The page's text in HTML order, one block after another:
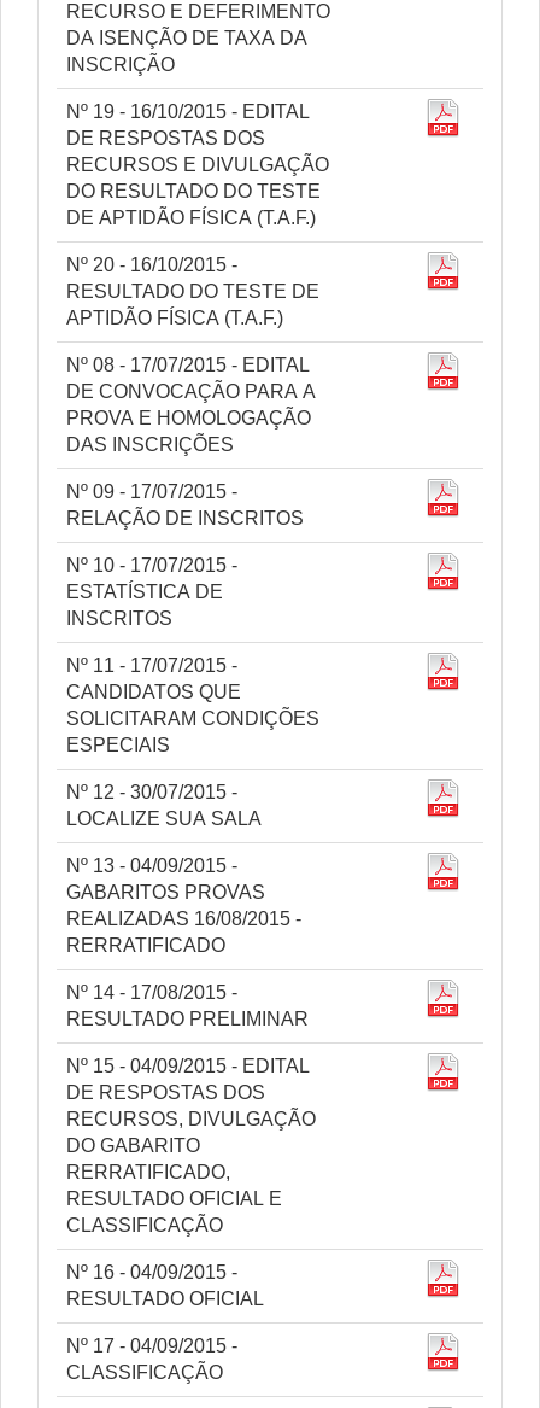
RECURSO E DEFERIMENTO
DA ISENÇÃO DE TAXA DA
INSCRIÇÃO
Nº 19 - 16/10/2015 - EDITAL
DE RESPOSTAS DOS
RECURSOS E DIVULGAÇÃO
DO RESULTADO DO TESTE
DE APTIDÃO FÍSICA (T.A.F.)
Nº 20 - 16/10/2015 -
RESULTADO DO TESTE DE
APTIDÃO FÍSICA (T.A.F.)
Nº 08 - 17/07/2015 - EDITAL
DE CONVOCAÇÃO PARA A
PROVA E HOMOLOGAÇÃO
DAS INSCRIÇÕES
Nº 09 - 17/07/2015 -
RELAÇÃO DE INSCRITOS
Nº 10 - 17/07/2015 -
ESTATÍSTICA DE
INSCRITOS
Nº 11 - 17/07/2015 -
CANDIDATOS QUE
SOLICITARAM CONDIÇÕES
ESPECIAIS
Nº 12 - 30/07/2015 -
LOCALIZE SUA SALA
Nº 13 - 04/09/2015 -
GABARITOS PROVAS
REALIZADAS 16/08/2015 -
RERRATIFICADO
Nº 14 - 17/08/2015 -
RESULTADO PRELIMINAR
Nº 15 - 04/09/2015 - EDITAL
DE RESPOSTAS DOS
RECURSOS, DIVULGAÇÃO
DO GABARITO
RERRATIFICADO,
RESULTADO OFICIAL E
CLASSIFICAÇÃO
Nº 16 - 04/09/2015 -
RESULTADO OFICIAL
Nº 17 - 04/09/2015 -
CLASSIFICAÇÃO